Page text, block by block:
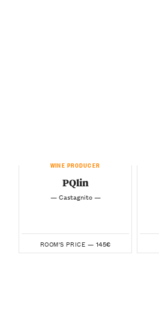
WINE PRODUCER
PQlin
— Castagnito —
ROOM'S PRICE — 145€